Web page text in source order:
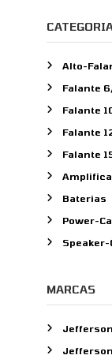
q
u
s
a
r
o
r
:
Alto-
Falante
Falante
Falante
Falante
Baterias
Power-
Speaker-
MARCAS